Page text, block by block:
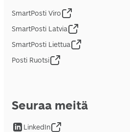
SmartPosti Viro
SmartPosti Latvia
SmartPosti Liettua
Posti Ruotsi
Seuraa meitä
LinkedIn